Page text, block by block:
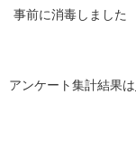
事前に消毒しました
アンケート集計結果は